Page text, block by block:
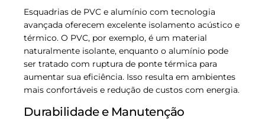
Esquadrias de PVC e alumínio com tecnologia
avançada oferecem excelente isolamento acústico e
térmico. O PVC, por exemplo, é um material
naturalmente isolante, enquanto o alumínio pode
ser tratado com ruptura de ponte térmica para
aumentar sua eficiência. Isso resulta em ambientes
mais confortáveis e redução de custos com energia.
Durabilidade e Manutenção